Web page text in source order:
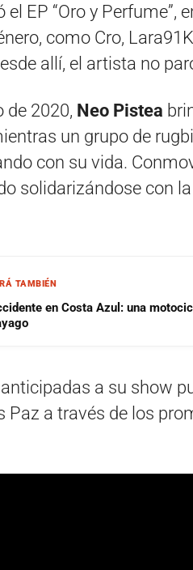
el EP “Oro y
como Cro,
allí, el artista no
de 2020, Neo Pistea
un grupo de
con su vida.
solidarizándose con
TAMBIÉN
en Costa Azul: una
a su show
Paz a través de los